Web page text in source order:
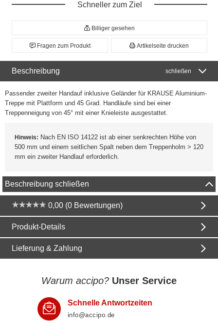
Schneller zum Ziel
Billiger gesehen
Fragen zum Produkt Artikelseite drucken
Beschreibung schließen
Passender zweiter Handauf inklusive Geländer für KRAUSE Aluminium-
Treppe mit Plattform und 45 Grad. Handläufe sind bei einer
Treppenneigung von 45° mit einer Knieleiste ausgestattet.
Hinweis: Nach EN ISO 14122 ist ab einer senkrechten Höhe von
500 mm und einem seitlichen Spalt neben dem Treppenholm > 120
mm ein zweiter Handlauf erforderlich.
Beschreibung schließen
0,00 (0 Bewertungen)
Produkt-Details
Lieferung & Zahlung
Warum accipo? Unser Service
Schnelle Antwortzeiten
info@accipo.de